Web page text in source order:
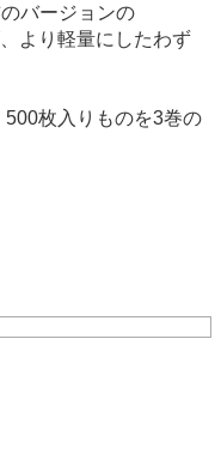
バージョンの
より軽量にしたわず
枚入りものを3巻の